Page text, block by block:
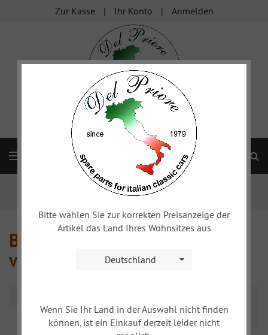
Zur Kasse Ihr Konto Anmelden
Bremsanlage
Bremsanlage vorn/Bremshydraulik
Bremsanlage
vorn/Bremshydraulik
Prev1 2
Bitte wählen Sie zur korrekten Preisanzeige der
Artikel das Land Ihres Wohnsitzes aus
Deutschland
Wenn Sie Ihr Land in der Auswahl nicht finden
können, ist ein Einkauf derzeit leider nicht